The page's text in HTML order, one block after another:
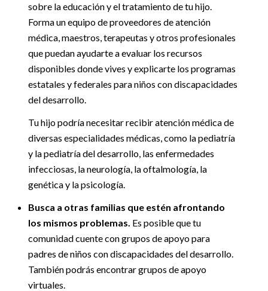
sobre la educación y el tratamiento de tu hijo.
Forma un equipo de proveedores de atención
médica, maestros, terapeutas y otros profesionales
que puedan ayudarte a evaluar los recursos
disponibles donde vives y explicarte los programas
estatales y federales para niños con discapacidades
del desarrollo.
Tu hijo podría necesitar recibir atención médica de
diversas especialidades médicas, como la pediatría
y la pediatría del desarrollo, las enfermedades
infecciosas, la neurología, la oftalmología, la
genética y la psicología.
Busca a otras familias que estén afrontando
los mismos problemas. Es posible que tu
comunidad cuente con grupos de apoyo para
padres de niños con discapacidades del desarrollo.
También podrás encontrar grupos de apoyo
virtuales.